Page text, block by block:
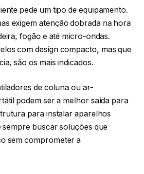
pede um tipo de equipamento.
exigem atenção dobrada na hora
fogão e até micro-ondas.
com design compacto, mas que
são os mais indicados.
de coluna ou ar-
podem ser a melhor saída para
para instalar aparelhos
sempre buscar soluções que
sem comprometer a